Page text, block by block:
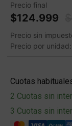
Precio final
$124.999
Precio sin
Precio por unidad:
Cuotas
2 Cuotas sin
3 Cuotas sin